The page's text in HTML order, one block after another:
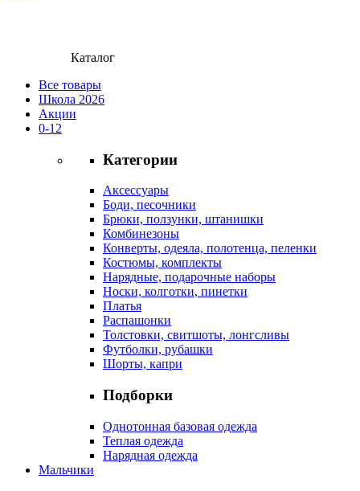
Каталог
Все товары
Школа 2026
Акции
0-12
Категории
Аксессуары
Боди, песочники
Брюки, ползунки, штанишки
Комбинезоны
Конверты, одеяла, полотенца, пеленки
Костюмы, комплекты
Нарядные, подарочные наборы
Носки, колготки, пинетки
Платья
Распашонки
Толстовки, свитшоты, лонгсливы
Футболки, рубашки
Шорты, капри
Подборки
Однотонная базовая одежда
Теплая одежда
Нарядная одежда
Мальчики